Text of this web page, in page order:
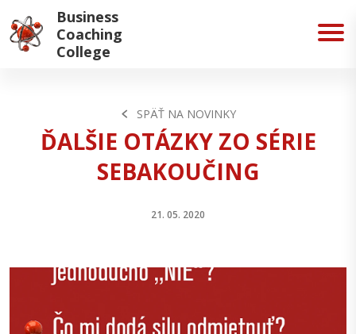
Business
Coaching
College
SPÄŤ NA NOVINKY
ĎALŠIE OTÁZKY ZO SÉRIE
SEBAKOUČING
21. 05. 2020